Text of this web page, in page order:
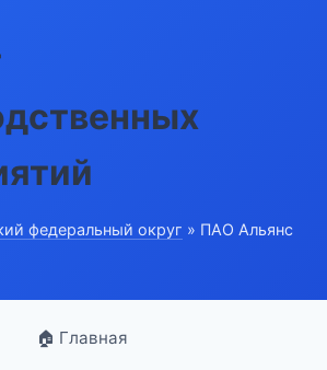
федеральный округ » ПАО Альянс
🏠 Главная